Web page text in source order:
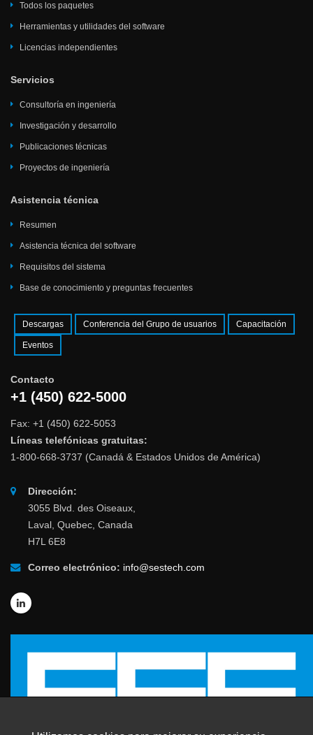
Todos los paquetes
Herramientas y utilidades del software
Licencias independientes
Servicios
Consultoría en ingeniería
Investigación y desarrollo
Publicaciones técnicas
Proyectos de ingeniería
Asistencia técnica
Resumen
Asistencia técnica del software
Requisitos del sistema
Base de conocimiento y preguntas frecuentes
Descargas Conferencia del Grupo de usuarios Capacitación
Eventos
Contacto
+1 (450) 622-5000
Fax: +1 (450) 622-5053
Líneas telefónicas gratuitas:
1-800-668-3737 (Canadá & Estados Unidos de América)
Dirección:
3055 Blvd. des Oiseaux,
Laval, Quebec, Canada
H7L 6E8
Correo electrónico: info@sestech.com